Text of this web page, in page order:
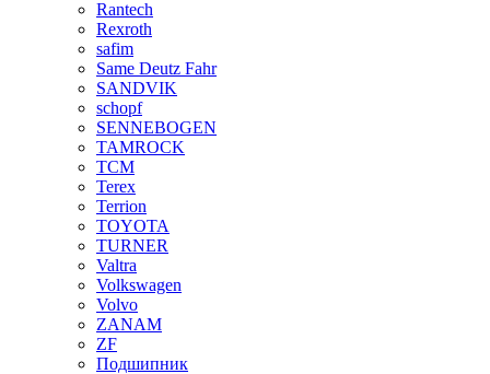
Rantech
Rexroth
safim
Same Deutz Fahr
SANDVIK
schopf
SENNEBOGEN
TAMROCK
TCM
Terex
Terrion
TOYOTA
TURNER
Valtra
Volkswagen
Volvo
ZANAM
ZF
Подшипник